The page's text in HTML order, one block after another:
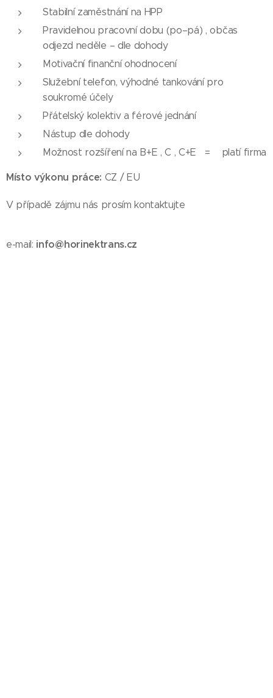
Stabilní zaměstnání na HPP
Pravidelnou pracovní dobu (po–pá) , občas
odjezd neděle – dle dohody
Motivační finanční ohodnocení
Služební telefon, výhodné tankování pro
soukromé účely
Přátelský kolektiv a férové jednání
Nástup dle dohody
Možnost rozšíření na B+E , C , C+E = platí firma
Místo výkonu práce: CZ / EU
V případě zájmu nás prosím kontaktujte
e-mail: info@horinektrans.cz